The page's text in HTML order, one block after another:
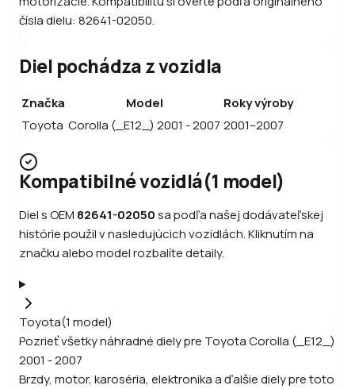
čísla dielu: 82641-02050.
Diel pochádza z vozidla
Značka Model
Roky výroby
Toyota Corolla (_E12_) 2001 - 2007 2001–2007
Kompatibilné vozidlá(1 model)
Diel s OEM 82641-02050sa podľa našej dodávateľskej
histórie použil v nasledujúcich vozidlách. Kliknutím na
značku alebo model rozbalíte detaily.
Toyota(1 model)
Pozrieť všetky náhradné diely pre ToyotaCorolla (_E12_)
2001 - 2007
Brzdy, motor, karoséria, elektronika a ďalšie diely pre toto